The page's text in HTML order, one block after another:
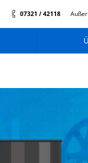
07321 / 42118